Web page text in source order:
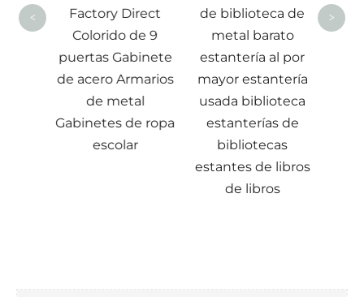
Factory Direct
Colorido de 9
puertas Gabinete
de acero Armarios
de metal
Gabinetes de ropa
escolar
de biblioteca de
metal barato
estantería al por
mayor estantería
usada biblioteca
estanterías de
bibliotecas
estantes de libros
de libros
de
< >